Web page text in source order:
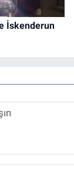
İskenderun